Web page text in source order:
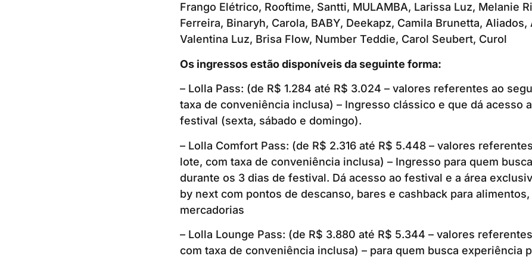
Frango Elétrico, Rooftime, Santti, MULAMBA, Larissa Luz, Melanie
Ferreira, Binaryh, Carola, BABY, Deekapz, Camila Brunetta, Aliados,
Valentina Luz, Brisa Flow, Number Teddie, Carol Seubert, Curol
Os ingressos estão disponíveis da seguinte forma:
– Lolla Pass: (de R$ 1.284 até R$ 3.024 – valores referentes ao
taxa de conveniência inclusa) – Ingresso clássico e que dá acesso
festival (sexta, sábado e domingo).
– Lolla Comfort Pass: (de R$ 2.316 até R$ 5.448 – valores
lote, com taxa de conveniência inclusa) – Ingresso para quem
durante os 3 dias de festival. Dá acesso ao festival e a área
by next com pontos de descanso, bares e cashback para
mercadorias
– Lolla Lounge Pass: (de R$ 3.880 até R$ 5.344 – valores
com taxa de conveniência inclusa) – para quem busca experiência